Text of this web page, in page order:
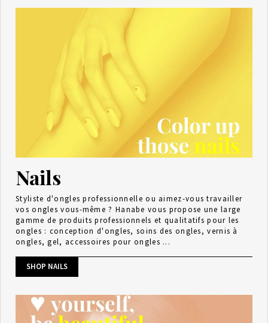
Nails
Styliste d'ongles professionnelle ou aimez-vous travailler
vos ongles vous-même ? Hanabe vous propose une large
gamme de produits professionnels et qualitatifs pour les
ongles : conception d'ongles, soins des ongles, vernis à
ongles, gel, accessoires pour ongles ...
SHOP NAILS